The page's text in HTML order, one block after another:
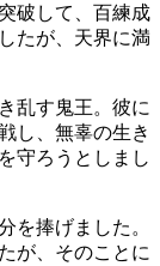
破して、百練成
たが、天界に満
乱す鬼王。彼に
し、無辜の生き
守ろうとしまし
を捧げました。
が、そのことに